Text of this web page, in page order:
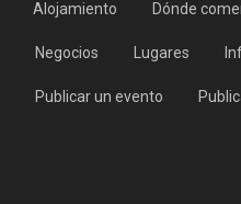
Alojamiento Dónde
Negocios Lugares
Publicar un evento